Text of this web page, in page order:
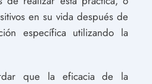
en su vida después de
específica utilizando la
que la eficacia de la